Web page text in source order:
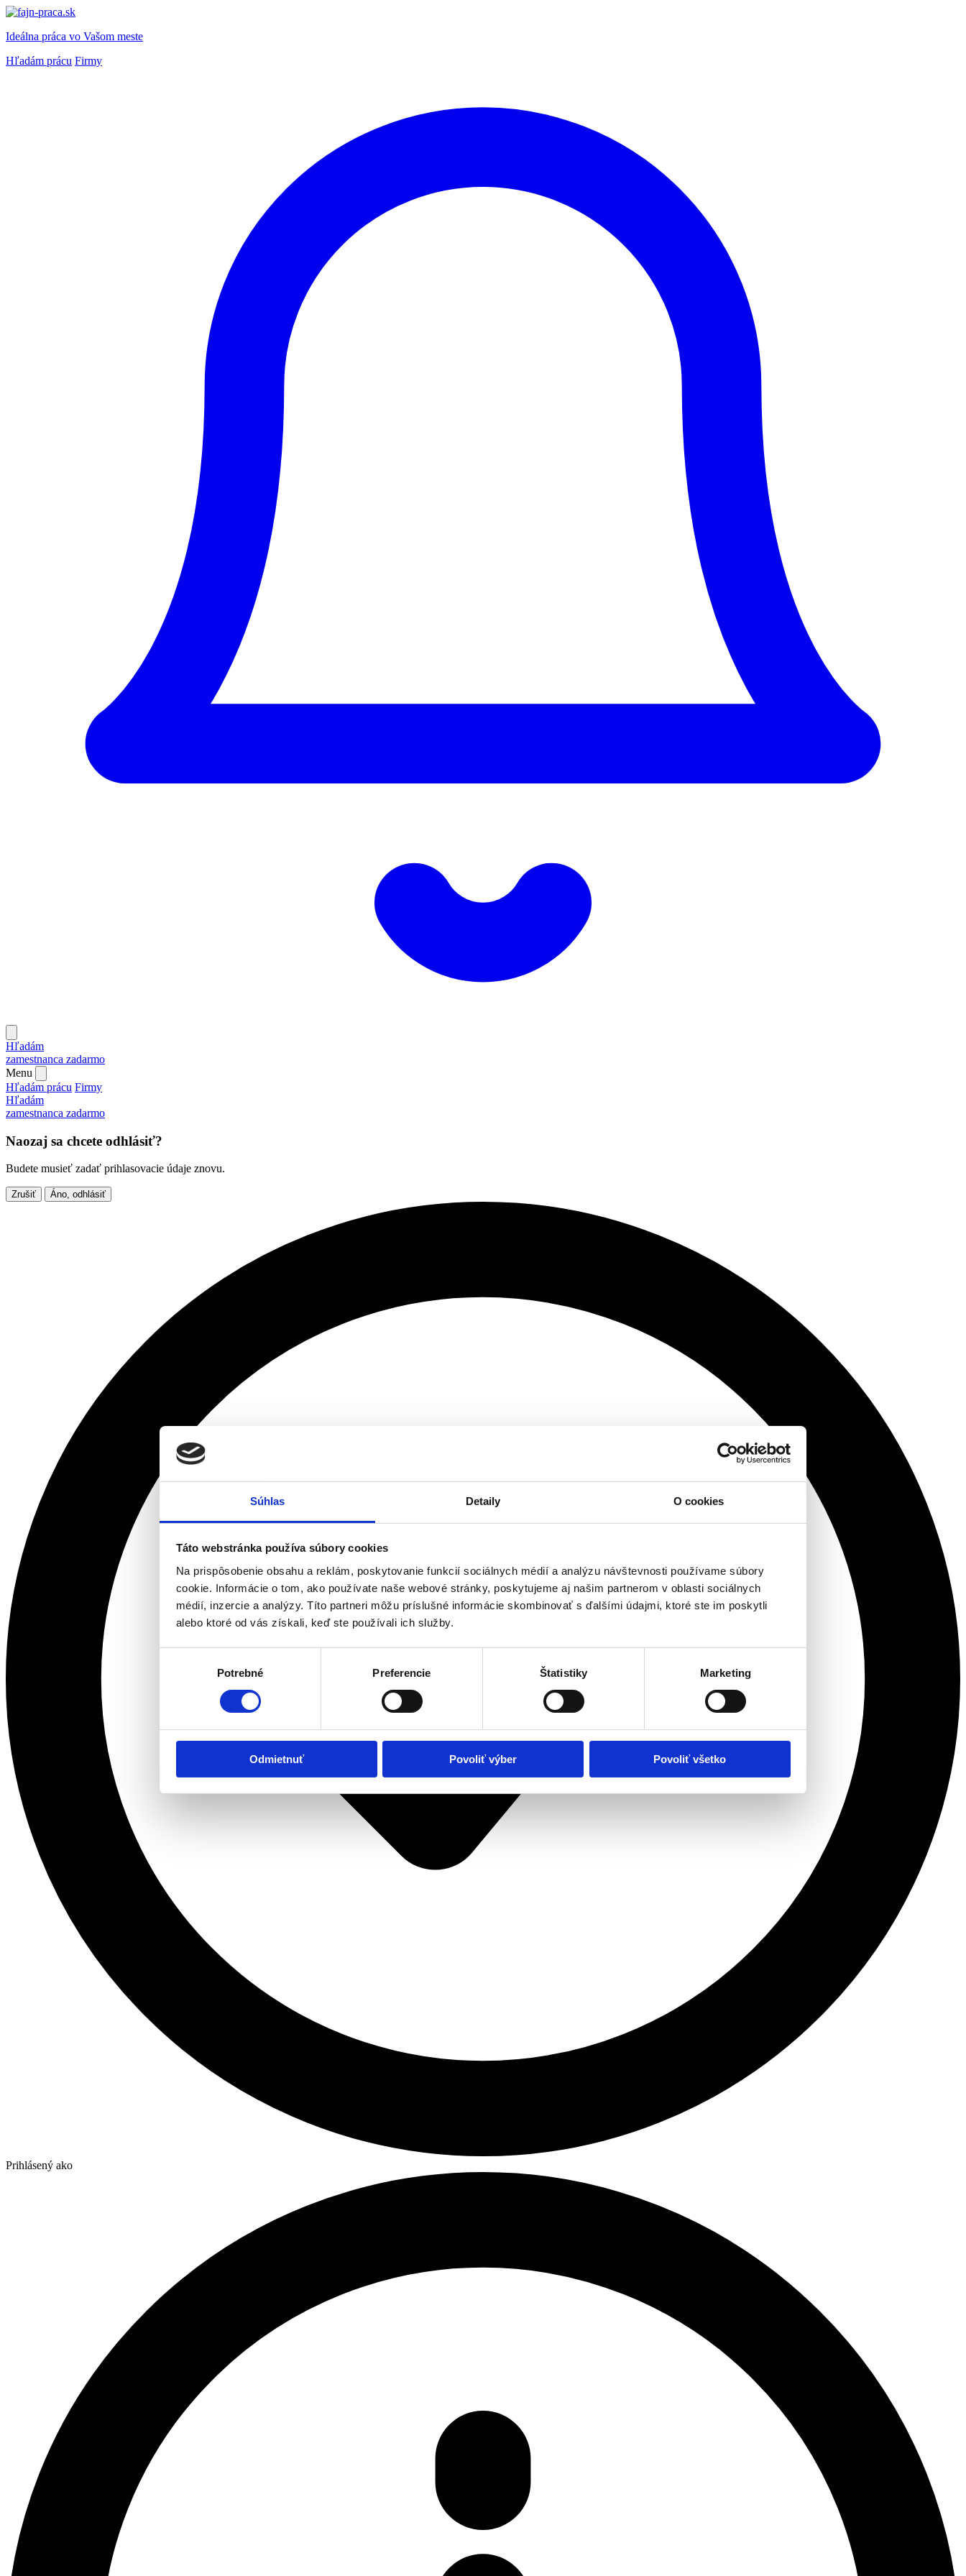
Súhlas Detaily O cookies
Táto webstránka používa súbory cookies
Na prispôsobenie obsahu a reklám, poskytovanie funkcií sociálnych médií a analýzu návštevnosti používame súbory
cookie. Informácie o tom, ako používate naše webové stránky, poskytujeme aj našim partnerom v oblasti sociálnych
médií, inzercie a analýzy. Títo partneri môžu príslušné informácie skombinovať s ďalšími údajmi, ktoré ste im poskytli
alebo ktoré od vás získali, keď ste používali ich služby.
Potrebné Preferencie Štatistiky Marketing
Odmietnuť Povoliť výber Povoliť všetko
Ideálna práca vo Vašom meste
Hľadám prácu Firmy
Hľadám
zamestnanca zadarmo
Menu
Hľadám prácu Firmy
Hľadám
zamestnanca zadarmo
Naozaj sa chcete odhlásiť?
Budete musieť zadať prihlasovacie údaje znovu.
Zrušiť Áno, odhlásiť
Prihlásený ako